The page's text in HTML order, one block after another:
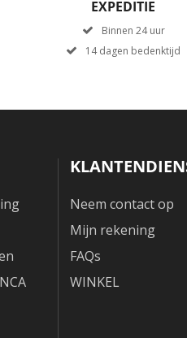
EXPEDITIE
Binnen 24 uur
14 dagen bedenktijd
Neem contact op
Mijn rekening
FAQs
WINKEL